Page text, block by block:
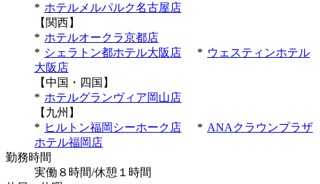
* ホテルメルパルク名古屋店
【関西】
* ホテルオークラ京都店
* シェラトン都ホテル大阪店 * ウェスティンホテル
大阪店
【中国・四国】
* ホテルグランヴィア岡山店
【九州】
* ヒルトン福岡シーホーク店 * ANAクラウンプラザ
ホテル福岡店
勤務時間
実働８時間/休憩１時間